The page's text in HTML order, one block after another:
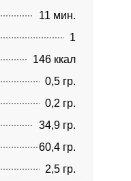
11 мин.
1
146 ккал
0,5 гр.
0,2 гр.
34,9 гр.
60,4 гр.
2,5 гр.